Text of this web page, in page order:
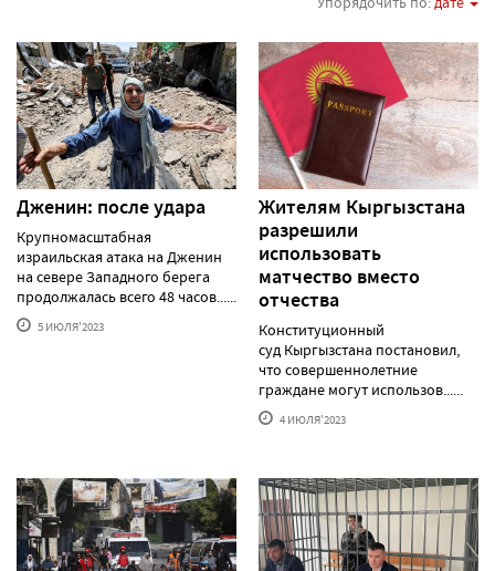
Дженин: после удара
Крупномасштабная
израильская атака на Дженин
на севере Западного берега
продолжалась всего 48 часов......
5 ИЮЛЯ'2023
Жителям Кыргызстана
разрешили
использовать
матчество вместо
отчества
Конституционный
суд Кыргызстана постановил,
что совершеннолетние
граждане могут использов......
4 ИЮЛЯ'2023